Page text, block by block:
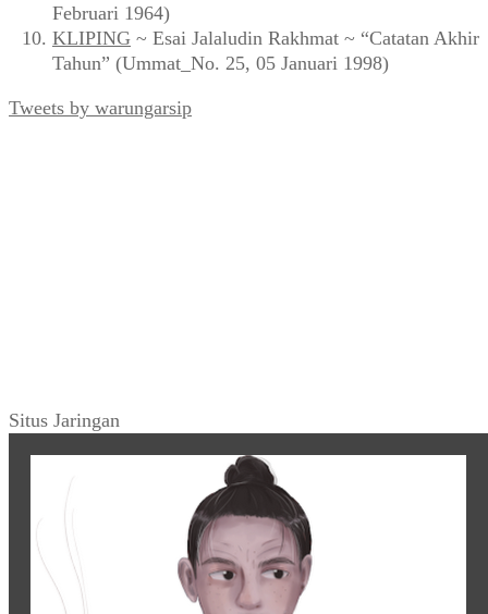
Februari 1964)
KLIPING ~ Esai Jalaludin Rakhmat ~ “Catatan Akhir
Tahun” (Ummat_No. 25, 05 Januari 1998)
Tweets by warungarsip
Situs Jaringan